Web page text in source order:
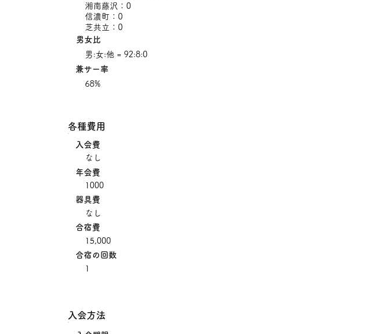
湘南藤沢：0
信濃町：0
芝共立：0
男女比
男:女:他 = 92:8:0
兼サー率
68%
​各種費用
入会費
なし
年会費
1000
器具費
なし
合宿費
15,000
合宿の回数
1
入会方法